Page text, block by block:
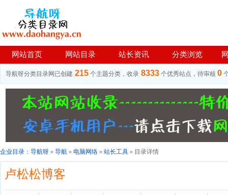
网站首页 网站目录 站长资讯 分类浏览
导航呀分类目录网已创建 215 个主题分类，收录 8333 个优秀站点，待审核 0
企业目录： 导航呀 » 导航 » 电脑网络 » 站长工具 » 目录详情
卢松松博客